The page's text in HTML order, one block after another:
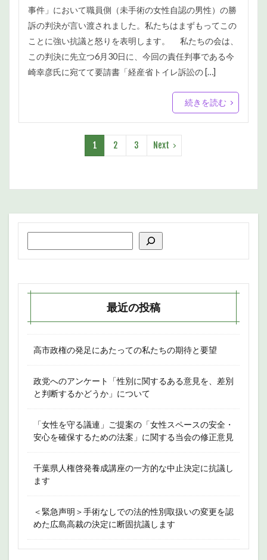
事件」において職員側（未手術の女性自認の男性）の勝
訴の判決が言い渡されました。私たちはまずもってこの
ことに強い抗議と怒りを表明します。 私たちの会は、
この判決に先立つ6月30日に、今回の責任判事である今
崎幸彦氏に宛てて要請書「経産省トイレ訴訟の […]
続きを読む
1 2 3 Next
最近の投稿
高市政権の発足にあたっての私たちの期待と要望
政党へのアンケート「性別に関するある意見を、差別
と判断するかどうか」について
「女性を守る議連」ご提案の「女性スペースの安全・
安心を確保するための法案」に関する当会の修正意見
千葉県人権啓発養成講座の一方的な中止決定に抗議し
ます
＜緊急声明＞手術なしでの法的性別取扱いの変更を認
めた広島高裁の決定に断固抗議します